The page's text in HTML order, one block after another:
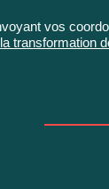
vos
la transformation